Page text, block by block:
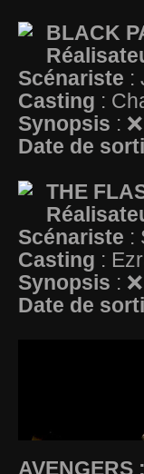
BLACK
Scénariste :
Casting :
Synopsis : ❌
Date de
THE
Scénariste :
Casting :
Synopsis : ❌
Date de
AVENGERS